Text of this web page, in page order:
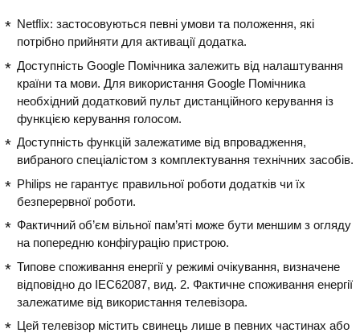
Netflix: застосовуються певні умови та положення, які
потрібно прийняти для активації додатка.
Доступність Google Помічника залежить від налаштування
країни та мови. Для використання Google Помічника
необхідний додатковий пульт дистанційного керування із
функцією керування голосом.
Доступність функцій залежатиме від впровадження,
вибраного спеціалістом з комплектування технічних засобів.
Philips не гарантує правильної роботи додатків чи їх
безперервної роботи.
Фактичний об’єм вільної пам’яті може бути меншим з огляду
на попередню конфігурацію пристрою.
Типове споживання енергії у режимі очікування, визначене
відповідно до IEC62087, вид. 2. Фактичне споживання енергії
залежатиме від використання телевізора.
Цей телевізор містить свинець лише в певних частинах або